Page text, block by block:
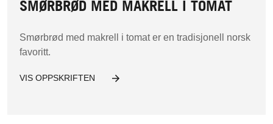
SMØRBRØD MED MAKRELL I TOMAT
Smørbrød med makrell i tomat er en tradisjonell norsk
favoritt.
VIS OPPSKRIFTEN